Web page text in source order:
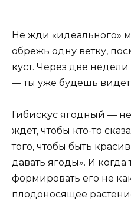
Не жди «идеального»
обрежь одну ветку,
куст. Через две
— ты уже будешь
Гибискус ягодный —
ждёт, чтобы кто-то
того, чтобы быть
давать ягоды». И
формировать его не
плодоносящее